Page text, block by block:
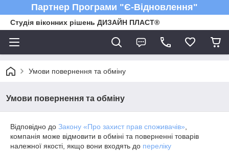
Партнер Програми "Є-Відновлення"
Студія віконних рішень ДИЗАЙН ПЛАСТ®
Умови повернення та обміну
Умови повернення та обміну
Відповідно до Закону «Про захист прав споживачів»
компанія може відмовити в обміні та поверненні товарів
належної якості, якщо вони входять до переліку